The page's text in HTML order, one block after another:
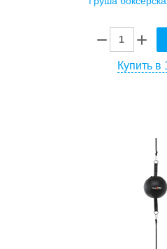
Купить в